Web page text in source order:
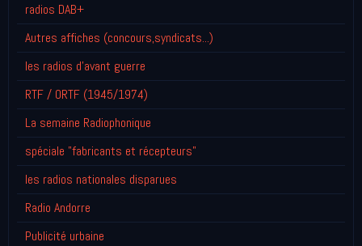
radios DAB+
Autres affiches (concours,syndicats...)
les radios d'avant guerre
RTF / ORTF (1945/1974)
La semaine Radiophonique
spéciale "fabricants et récepteurs"
les radios nationales disparues
Radio Andorre
Publicité urbaine